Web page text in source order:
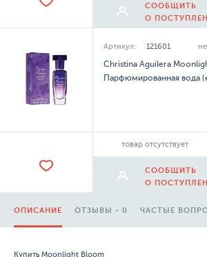
СООБЩИТЬ
О
Артикул: 121601
Christina Aguilera
Парфюмированная вода
товар отсутствует
СООБЩИТЬ
О
ОПИСАНИЕ ОТЗЫВЫ - 0 ЧАСТЫЕ
Купить Moonlight Bloom